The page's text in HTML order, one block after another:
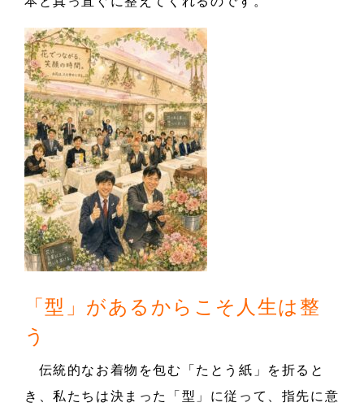
「型」があるからこそ人生は整
う
伝統的なお着物を包む「たとう紙」を折ると
き、私たちは決まった「型」に従って、指先に意